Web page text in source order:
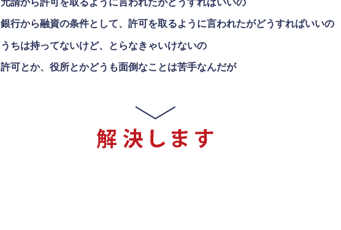
銀行から融資の条件として、許可を取るように言われたがどうすればいいの
うちは持ってないけど、とらなきゃいけないの
許可とか、役所とかどうも面倒なことは苦手なんだが